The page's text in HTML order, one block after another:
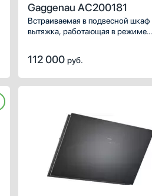
Gaggenau AC200181
Встраиваемая в подвесной шкаф
вытяжка, работающая в режиме
112 000 руб.